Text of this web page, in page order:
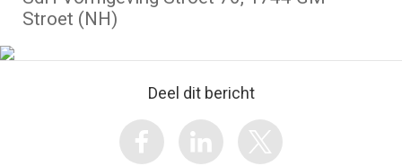
Stroet (NH)
Deel dit bericht